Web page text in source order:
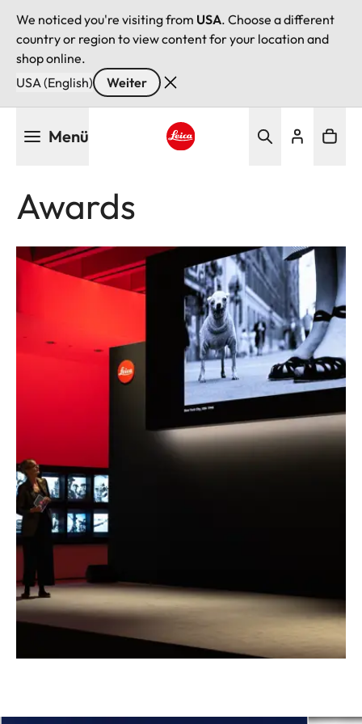
We noticed you're visiting from USA. Choose a different
country or region to view content for your location and
shop online.
USA (English)
Weiter
Menü
Awards